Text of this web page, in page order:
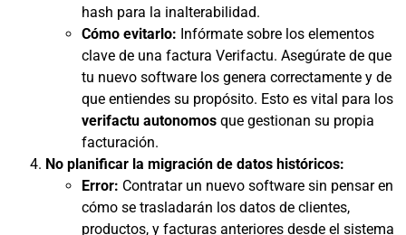
hash para la inalterabilidad.
Cómo evitarlo: Infórmate sobre los elementos
clave de una factura Verifactu. Asegúrate de que
tu nuevo software los genera correctamente y de
que entiendes su propósito. Esto es vital para los
verifactu autonomos que gestionan su propia
facturación.
No planificar la migración de datos históricos:
Error: Contratar un nuevo software sin pensar en
cómo se trasladarán los datos de clientes,
productos, y facturas anteriores desde el sistema